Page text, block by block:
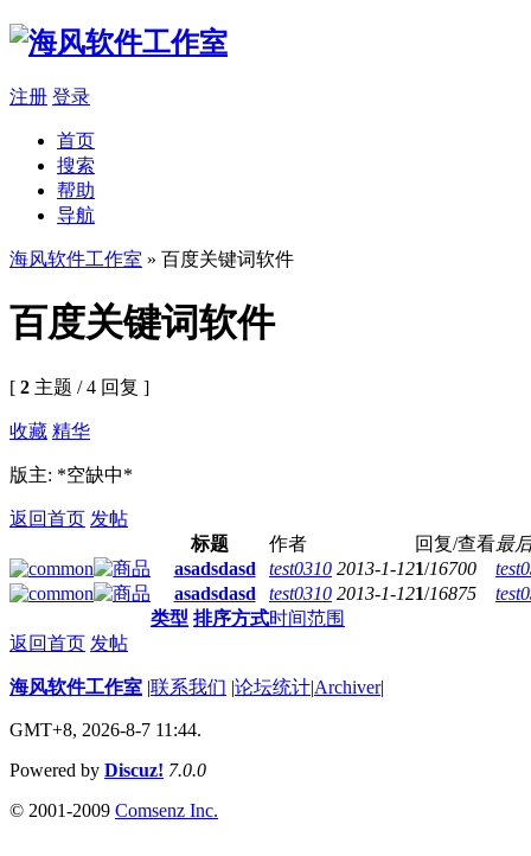
注册 登录
首页
搜索
帮助
导航
海风软件工作室 » 百度关键词软件
百度关键词软件
[ 2 主题 / 4 回复 ]
收藏 精华
版主: *空缺中*
返回首页 发帖
标题
作者 回复/查看最
asadsdasd
test0310 2013-1-121/16700
asadsdasd
test0310 2013-1-121/16875
类型 排序方式时间范围
返回首页 发帖
海风软件工作室 |联系我们 |论坛统计|Archiver|
GMT+8, 2026-8-7 11:44.
Powered by Discuz! 7.0.0
© 2001-2009 Comsenz Inc.